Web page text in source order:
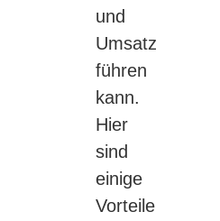
und
Umsatz
führen
kann.
Hier
sind
einige
Vorteile